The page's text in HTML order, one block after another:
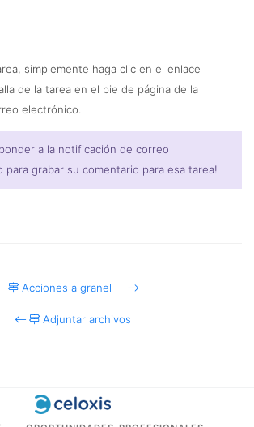
simplemente haga clic en el enlace
de la tarea en el pie de página de la
electrónico.
a la notificación de correo
para grabar su comentario para esa tarea!
Acciones a granel
Adjuntar archivos